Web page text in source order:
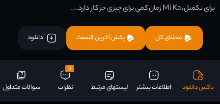
برای تکمیل، Mi Ka زمان کمی برای چیزی جز کار دارد،...
تماشای کل پخش آخرین قسمت دانلود
باکس دانلود اطلاعات بیشتر لیستهای مرتبط
3
نظرات سوالات متداول